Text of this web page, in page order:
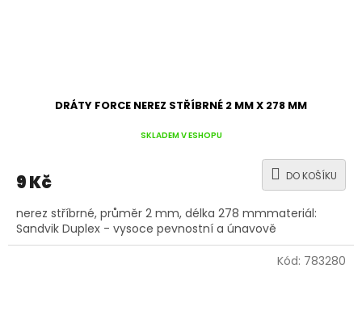
DRÁTY FORCE NEREZ STŘÍBRNÉ 2 MM X 278 MM
SKLADEM V ESHOPU
9 Kč DO KOŠÍKU
nerez stříbrné, průměr 2 mm, délka 278 mmmateriál:
Sandvik Duplex - vysoce pevnostní a únavově
Kód: 783280